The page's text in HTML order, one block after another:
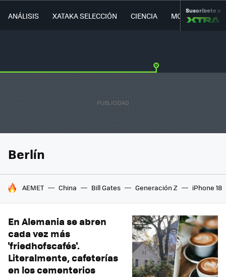
ANÁLISIS XATAKA SELECCIÓN CIENCIA MOVILIDAD
Suscríbete a
Berlín
HOY SE HABLA DE
AEMET China Bill Gates Generación Z iPhone 18
En Alemania se abren
cada vez más
'friedhofscafés'.
Literalmente, cafeterías
en los cementerios